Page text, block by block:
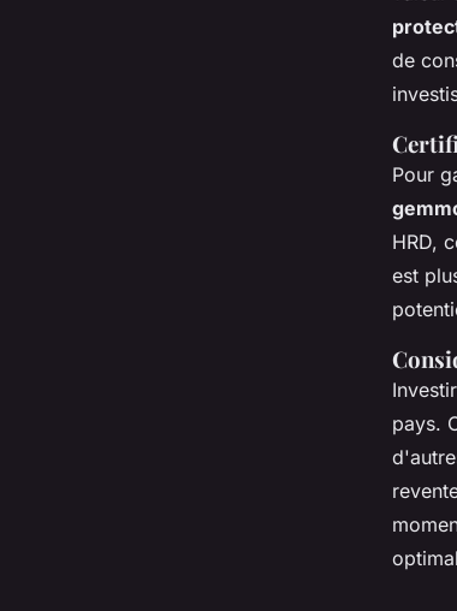
de
Pour
HRD,
est
pays.